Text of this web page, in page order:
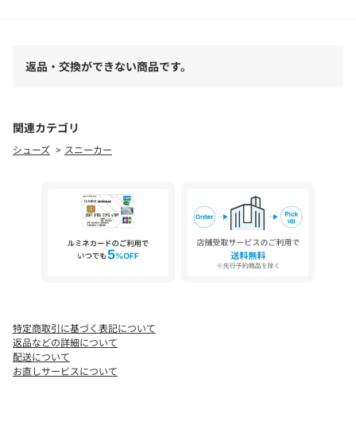
使いやすい定番カラー：
どんなスタイルにも合わせやすく、毎日のワードローブに取り入
【お客様からいただいたコメント】
・今回シロ系のシューズ探してたので
色も気に入りサッと履けて、足にフィットした感じが凄く良い
(身長:152㎝ 体型:やせ型 アイボリー(004カラー)の３５(23.5
【サイズ】
35：23．5cm
45：24．5cm
返品・交換ができない商品です。
関連カテゴリ
シューズ スニーカー
特定商取引に基づく表記について
返品などの詳細について
配送について
お直しサービスについて